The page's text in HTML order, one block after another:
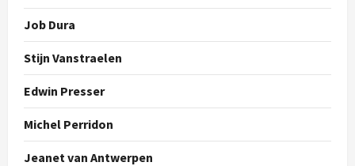
Job Dura
Stijn Vanstraelen
Edwin Presser
Michel Perridon
Jeanet van Antwerpen